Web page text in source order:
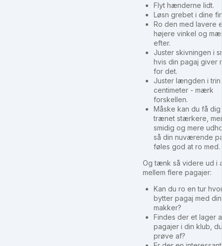
Flyt hænderne lidt.
Løsn grebet i dine
Ro den med lavere
højere vinkel og
efter.
Juster skivningen i
hvis din pagaj giver
for det.
Juster længden i trin
centimeter - mærk
forskellen.
Måske kan du få dig
trænet stærkere,
smidig og mere
så din nuværende
føles god at ro med.
Og tænk så videre ud i
mellem flere pagajer:
Kan du ro en tur
bytter pagaj med din
makker?
Findes der et lager
pagajer i din klub,
prøve af?